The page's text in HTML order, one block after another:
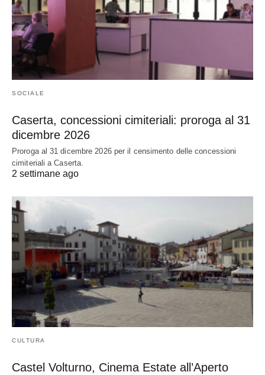
SOCIALE
Caserta, concessioni cimiteriali: proroga al 31
dicembre 2026
Proroga al 31 dicembre 2026 per il censimento delle concessioni
cimiteriali a Caserta.
2 settimane ago
CULTURA
Castel Volturno, Cinema Estate all’Aperto